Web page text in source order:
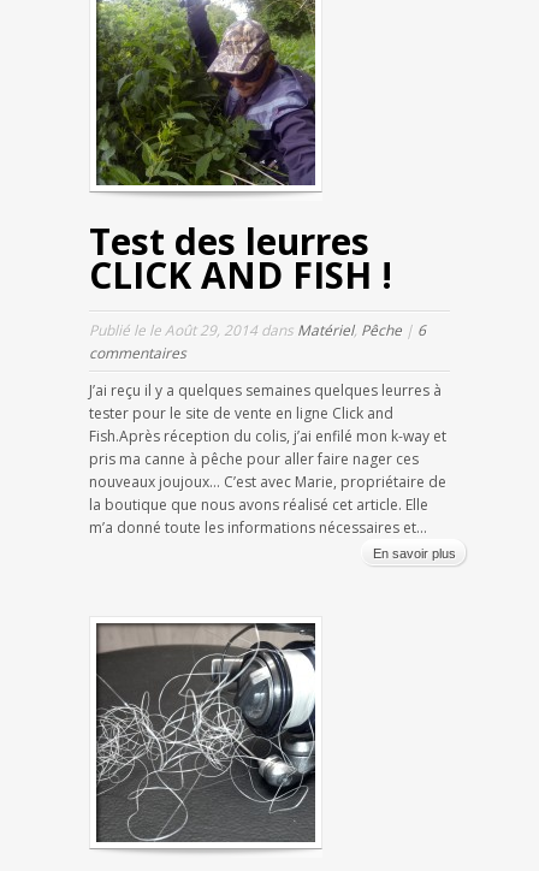
Test des leurres
CLICK AND FISH !
Publié le le Août 29, 2014 dans Matériel, Pêche | 6
commentaires
J’ai reçu il y a quelques semaines quelques leurres à
tester pour le site de vente en ligne Click and
Fish.Après réception du colis, j’ai enfilé mon k-way et
pris ma canne à pêche pour aller faire nager ces
nouveaux joujoux… C’est avec Marie, propriétaire de
la boutique que nous avons réalisé cet article. Elle
m’a donné toute les informations nécessaires et...
En savoir plus